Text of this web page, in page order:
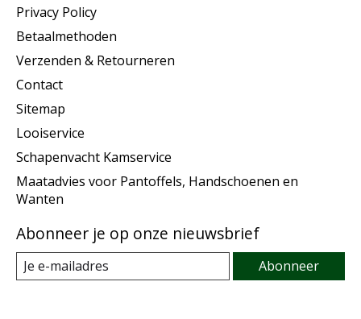
Privacy Policy
Betaalmethoden
Verzenden & Retourneren
Contact
Sitemap
Looiservice
Schapenvacht Kamservice
Maatadvies voor Pantoffels, Handschoenen en
Wanten
Abonneer je op onze nieuwsbrief
Abonneer